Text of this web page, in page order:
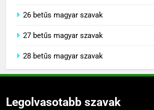
26 betűs magyar szavak
27 betűs magyar szavak
28 betűs magyar szavak
Legolvasotabb szavak